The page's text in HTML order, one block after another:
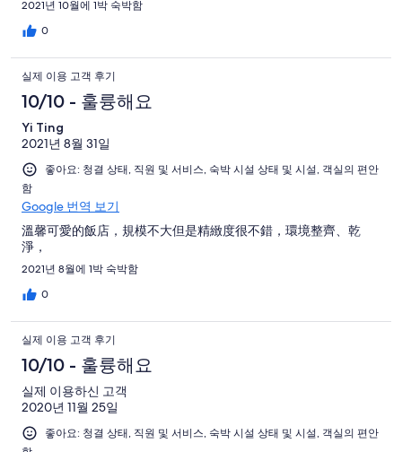
2021년 10월에 1박 숙박함
0
실제 이용 고객 후기
10/10 - 훌륭해요
Yi Ting
2021년 8월 31일
좋아요: 청결 상태, 직원 및 서비스, 숙박 시설 상태 및 시설, 객실의 편안
함
Google 번역 보기
溫馨可愛的飯店，規模不大但是精緻度很不錯，環境整齊、乾
淨，
2021년 8월에 1박 숙박함
0
실제 이용 고객 후기
10/10 - 훌륭해요
실제 이용하신 고객
2020년 11월 25일
좋아요: 청결 상태, 직원 및 서비스, 숙박 시설 상태 및 시설, 객실의 편안